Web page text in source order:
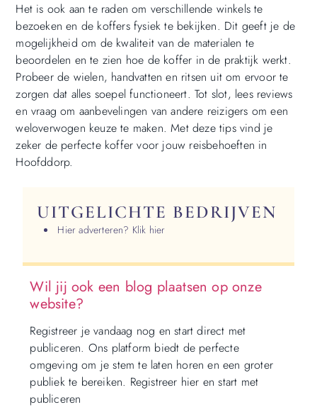
Het is ook aan te raden om verschillende winkels te
bezoeken en de koffers fysiek te bekijken. Dit geeft je de
mogelijkheid om de kwaliteit van de materialen te
beoordelen en te zien hoe de koffer in de praktijk werkt.
Probeer de wielen, handvatten en ritsen uit om ervoor te
zorgen dat alles soepel functioneert. Tot slot, lees reviews
en vraag om aanbevelingen van andere reizigers om een
weloverwogen keuze te maken. Met deze tips vind je
zeker de perfecte koffer voor jouw reisbehoeften in
Hoofddorp.
UITGELICHTE BEDRIJVEN
Hier adverteren? Klik hier
Wil jij ook een blog plaatsen op onze
website?
Registreer je vandaag nog en start direct met
publiceren. Ons platform biedt de perfecte
omgeving om je stem te laten horen en een groter
publiek te bereiken. Registreer hier en start met
publiceren